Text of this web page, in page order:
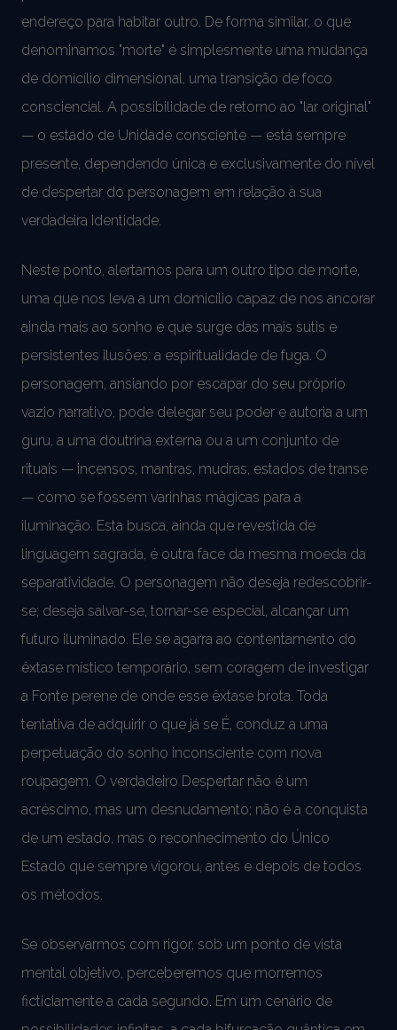
endereço para habitar outro. De forma similar, o que
denominamos "morte" é simplesmente uma mudança
de domicílio dimensional, uma transição de foco
consciencial. A possibilidade de retorno ao "lar original"
— o estado de Unidade consciente — está sempre
presente, dependendo única e exclusivamente do nível
de despertar do personagem em relação à sua
verdadeira Identidade.
Neste ponto, alertamos para um outro tipo de morte,
uma que nos leva a um domicílio capaz de nos ancorar
ainda mais ao sonho e que surge das mais sutis e
persistentes ilusões: a espiritualidade de fuga. O
personagem, ansiando por escapar do seu próprio
vazio narrativo, pode delegar seu poder e autoria a um
guru, a uma doutrina externa ou a um conjunto de
rituais — incensos, mantras, mudras, estados de transe
— como se fossem varinhas mágicas para a
iluminação. Esta busca, ainda que revestida de
linguagem sagrada, é outra face da mesma moeda da
separatividade. O personagem não deseja redescobrir-
se; deseja salvar-se, tornar-se especial, alcançar um
futuro iluminado. Ele se agarra ao contentamento do
êxtase místico temporário, sem coragem de investigar
a Fonte perene de onde esse êxtase brota. Toda
tentativa de adquirir o que já se É, conduz a uma
perpetuação do sonho inconsciente com nova
roupagem. O verdadeiro Despertar não é um
acréscimo, mas um desnudamento; não é a conquista
de um estado, mas o reconhecimento do Único
Estado que sempre vigorou, antes e depois de todos
os métodos.
Se observarmos com rigor, sob um ponto de vista
mental objetivo, perceberemos que morremos
ficticiamente a cada segundo. Em um cenário de